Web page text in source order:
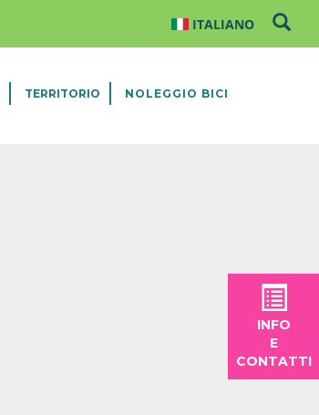
TERRITORIO NOLEGGIO BICI
INFO
E
CONTATTI